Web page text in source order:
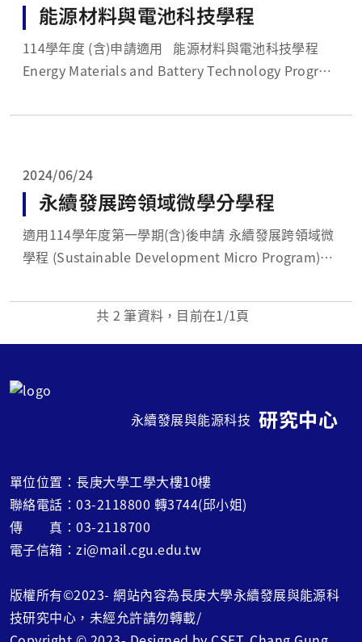
能源材料與電池科技學程
114學年度 (含)申請適用 能源材料與電池科技學程
Energy Materials and Battery Technology Program
2024/06/24
永續發展跨領域微學分學程
適用114學年度第一學期(含)後申請 永續發展跨領域微
學程 (Sustainable Development Micro Program)
希望長庚大學的學生們透過此課程來理解ESG，分別
為 環境保護(E，Environ...
共 2 筆資料，目前在1/1頁
永續發展與能源科技 研究中心
單位位置：長庚大學工學大樓10樓
聯絡電話：03-2118800 轉3744(邱小姐)
傳 真：03-2118700
電子信箱：zi@mail.cgu.edu.tw
版權所有©2023- 網站內容為長庚大學永續發展與能源科
技研究中心，未經允許請勿轉載/